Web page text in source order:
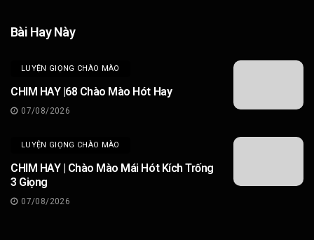
Bài Hay Này
LUYỆN GIỌNG CHÀO MÀO
CHIM HAY |68 Chào Mào Hót Hay
07/08/2026
LUYỆN GIỌNG CHÀO MÀO
CHIM HAY | Chào Mào Mái Hót Kích Trống
3 Giọng
07/08/2026